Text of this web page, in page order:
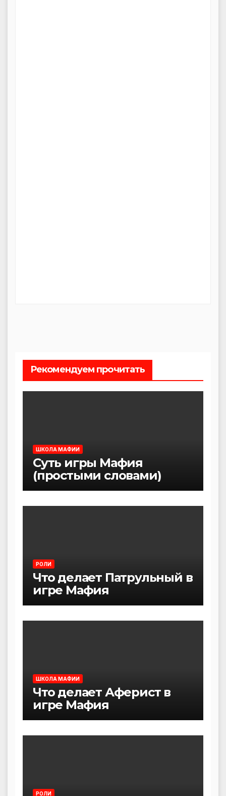
Рекомендуем прочитать
ШКОЛА МАФИИ
Суть игры Мафия
(простыми словами)
РОЛИ
Что делает Патрульный в
игре Мафия
ШКОЛА МАФИИ
Что делает Аферист в
игре Мафия
РОЛИ